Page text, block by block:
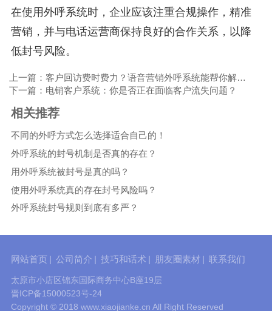
在使用外呼系统时，企业应该注重合规操作，精准
营销，并与电话运营商保持良好的合作关系，以降
低封号风险。
上一篇：客户回访费时费力？语音营销外呼系统能帮你解决烦恼！
下一篇：电销客户系统：你是否正在面临客户流失问题？
相关推荐
不同的外呼方式怎么选择适合自己的！
外呼系统的封号机制是否真的存在？
用外呼系统被封号是真的吗？
使用外呼系统真的存在封号风险吗？
外呼系统封号规则到底有多严？
网站首页 | 公司简介 | 技巧和话术 | 朋友圈素材 | 联系我们
太原市小店区锦东国际商务中心B座19层
晋ICP备15000523号-24
Copyright © 2018 www.xiaojianke.cn All Right Reserved